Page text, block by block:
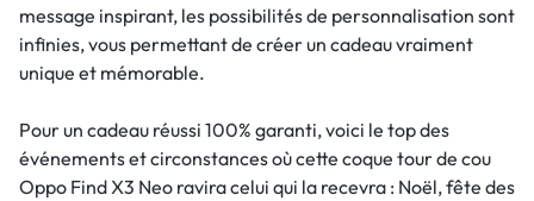
message inspirant, les possibilités de personnalisation sont
infinies, vous permettant de créer un cadeau vraiment
unique et mémorable.
Pour un cadeau réussi 100% garanti, voici le top des
événements et circonstances où cette coque tour de cou
Oppo Find X3 Neo ravira celui qui la recevra : Noël, fête des